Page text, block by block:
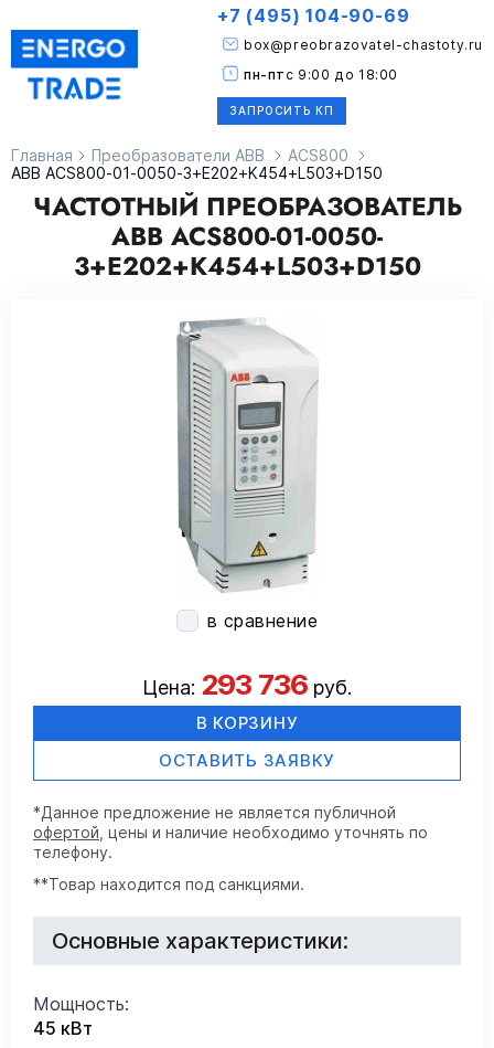
ЗАПРОСИТЬ КП
box@preobrazovatel-chastoty.ru
+7 (495) 104-90-69
пн-пт с 9:00 до 18:00
Главная Преобразователи ABB
ACS800
ABB ACS800-01-0050-3+E202+K454+L503+D150
ЧАСТОТНЫЙ ПРЕОБРАЗОВАТЕЛЬ
ABB ACS800-01-0050-
3+E202+K454+L503+D150
в сравнение
Цена: 293 736 руб.
В КОРЗИНУ
ОСТАВИТЬ ЗАЯВКУ
*Данное предложение не является публичной
офертой , цены и наличие необходимо уточнять по
телефону.
**Товар находится под санкциями.
Основные характеристики:
Мощность:
45 кВт